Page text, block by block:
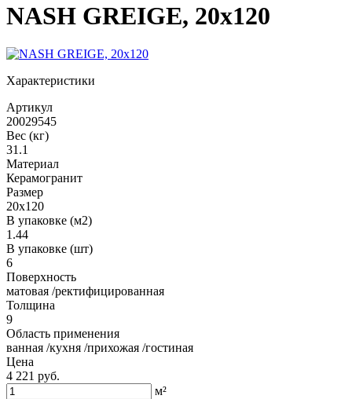
NASH GREIGE, 20x120
Характеристики
Артикул
20029545
Вес (кг)
31.1
Материал
Керамогранит
Размер
20x120
В упаковке (м2)
1.44
В упаковке (шт)
6
Поверхность
матовая /ректифицированная
Толщина
9
Область применения
ванная /кухня /прихожая /гостиная
Цена
4 221 руб.
м²